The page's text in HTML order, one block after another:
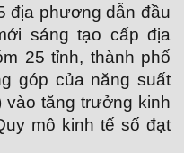
địa phương dẫn đầu
sáng tạo cấp địa
25 tỉnh, thành phố
góp của năng suất
vào tăng trưởng kinh
mô kinh tế số đạt